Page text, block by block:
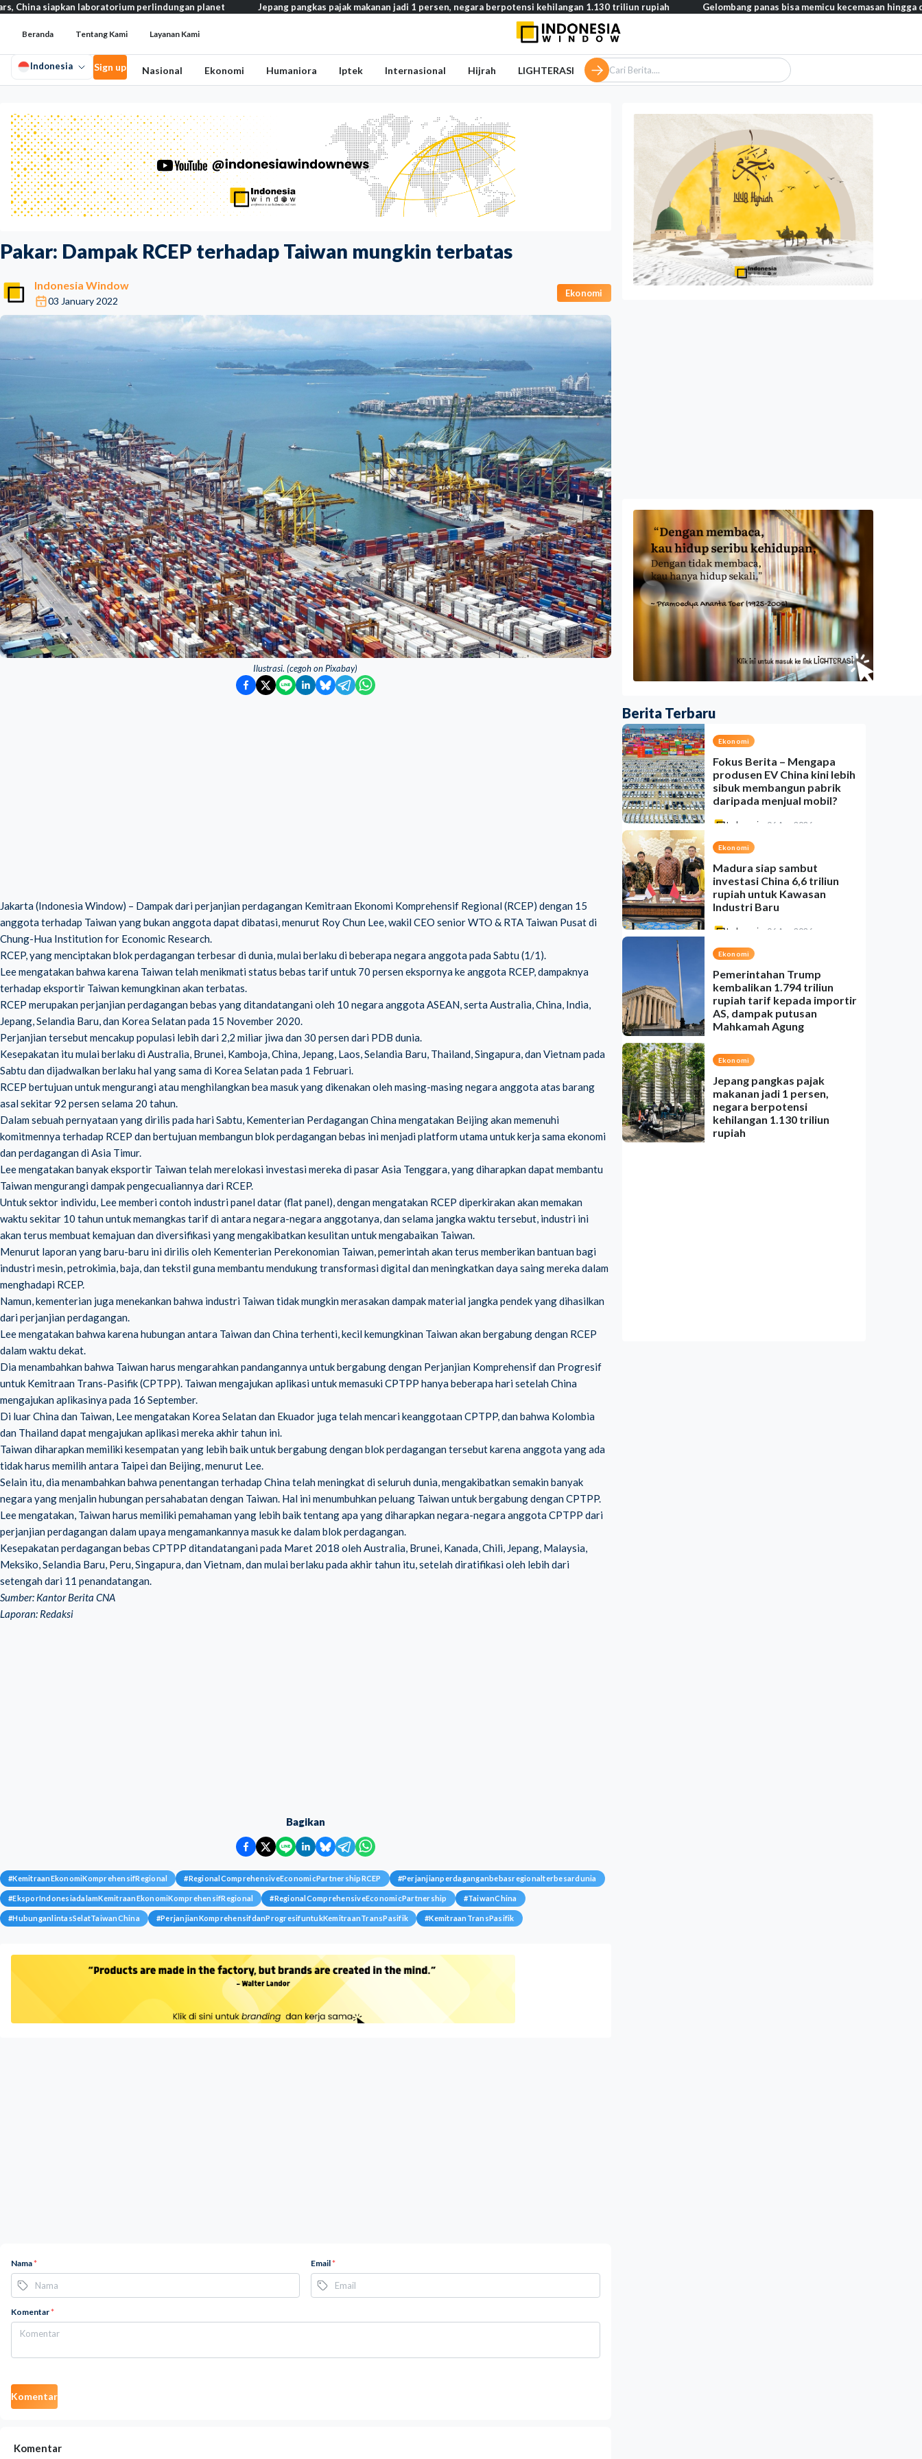
Pakar: Dampak RCEP terhadap Taiwan mungkin terbatas
Indonesia Window
03 January 2022
Ekonomi
Ilustrasi. (cegoh on Pixabay)
Jakarta (Indonesia Window) – Dampak dari perjanjian perdagangan Kemitraan Ekonomi Komprehensif Regional (RCEP) dengan 15
anggota terhadap Taiwan yang bukan anggota dapat dibatasi, menurut Roy Chun Lee, wakil CEO senior WTO & RTA Taiwan Pusat di
Chung-Hua Institution for Economic Research.
RCEP, yang menciptakan blok perdagangan terbesar di dunia, mulai berlaku di beberapa negara anggota pada Sabtu (1/1).
Lee mengatakan bahwa karena Taiwan telah menikmati status bebas tarif untuk 70 persen ekspornya ke anggota RCEP, dampaknya
terhadap eksportir Taiwan kemungkinan akan terbatas.
RCEP merupakan perjanjian perdagangan bebas yang ditandatangani oleh 10 negara anggota ASEAN, serta Australia, China, India,
Jepang, Selandia Baru, dan Korea Selatan pada 15 November 2020.
Perjanjian tersebut mencakup populasi lebih dari 2,2 miliar jiwa dan 30 persen dari PDB dunia.
Kesepakatan itu mulai berlaku di Australia, Brunei, Kamboja, China, Jepang, Laos, Selandia Baru, Thailand, Singapura, dan Vietnam pada
Sabtu dan dijadwalkan berlaku hal yang sama di Korea Selatan pada 1 Februari.
RCEP bertujuan untuk mengurangi atau menghilangkan bea masuk yang dikenakan oleh masing-masing negara anggota atas barang
asal sekitar 92 persen selama 20 tahun.
Dalam sebuah pernyataan yang dirilis pada hari Sabtu, Kementerian Perdagangan China mengatakan Beijing akan memenuhi
komitmennya terhadap RCEP dan bertujuan membangun blok perdagangan bebas ini menjadi platform utama untuk kerja sama ekonomi
dan perdagangan di Asia Timur.
Lee mengatakan banyak eksportir Taiwan telah merelokasi investasi mereka di pasar Asia Tenggara, yang diharapkan dapat membantu
Taiwan mengurangi dampak pengecualiannya dari RCEP.
Untuk sektor individu, Lee memberi contoh industri panel datar (flat panel), dengan mengatakan RCEP diperkirakan akan memakan
waktu sekitar 10 tahun untuk memangkas tarif di antara negara-negara anggotanya, dan selama jangka waktu tersebut, industri ini
akan terus membuat kemajuan dan diversifikasi yang mengakibatkan kesulitan untuk mengabaikan Taiwan.
Menurut laporan yang baru-baru ini dirilis oleh Kementerian Perekonomian Taiwan, pemerintah akan terus memberikan bantuan bagi
industri mesin, petrokimia, baja, dan tekstil guna membantu mendukung transformasi digital dan meningkatkan daya saing mereka dalam
menghadapi RCEP.
Namun, kementerian juga menekankan bahwa industri Taiwan tidak mungkin merasakan dampak material jangka pendek yang dihasilkan
dari perjanjian perdagangan.
Lee mengatakan bahwa karena hubungan antara Taiwan dan China terhenti, kecil kemungkinan Taiwan akan bergabung dengan RCEP
dalam waktu dekat.
Dia menambahkan bahwa Taiwan harus mengarahkan pandangannya untuk bergabung dengan Perjanjian Komprehensif dan Progresif
untuk Kemitraan Trans-Pasifik (CPTPP). Taiwan mengajukan aplikasi untuk memasuki CPTPP hanya beberapa hari setelah China
mengajukan aplikasinya pada 16 September.
Di luar China dan Taiwan, Lee mengatakan Korea Selatan dan Ekuador juga telah mencari keanggotaan CPTPP, dan bahwa Kolombia
dan Thailand dapat mengajukan aplikasi mereka akhir tahun ini.
Taiwan diharapkan memiliki kesempatan yang lebih baik untuk bergabung dengan blok perdagangan tersebut karena anggota yang ada
tidak harus memilih antara Taipei dan Beijing, menurut Lee.
Selain itu, dia menambahkan bahwa penentangan terhadap China telah meningkat di seluruh dunia, mengakibatkan semakin banyak
negara yang menjalin hubungan persahabatan dengan Taiwan. Hal ini menumbuhkan peluang Taiwan untuk bergabung dengan CPTPP.
Lee mengatakan, Taiwan harus memiliki pemahaman yang lebih baik tentang apa yang diharapkan negara-negara anggota CPTPP dari
perjanjian perdagangan dalam upaya mengamankannya masuk ke dalam blok perdagangan.
Kesepakatan perdagangan bebas CPTPP ditandatangani pada Maret 2018 oleh Australia, Brunei, Kanada, Chili, Jepang, Malaysia,
Meksiko, Selandia Baru, Peru, Singapura, dan Vietnam, dan mulai berlaku pada akhir tahun itu, setelah diratifikasi oleh lebih dari
setengah dari 11 penandatangan.
Sumber: Kantor Berita CNA
Laporan: Redaksi
Bagikan
#KemitraanEkonomiKomprehensifRegional #RegionalComprehensiveEconomicPartnershipRCEP #Perjanjianperdaganganbebasregionalterbesardunia
#EksporIndonesiadalamKemitraanEkonomiKomprehensifRegional #RegionalComprehensiveEconomicPartnership #TaiwanChina
#HubunganlintasSelatTaiwanChina #PerjanjianKomprehensifdanProgresifuntukKemitraanTransPasifik #KemitraanTransPasifik
Nama* Email*
Komentar*
Komentar
Komentar
Berita Terbaru
Ekonomi
Fokus Berita – Mengapa
produsen EV China kini lebih
sibuk membangun pabrik
daripada menjual mobil?
Indonesia 06 Aug 2026
Ekonomi
Madura siap sambut
investasi China 6,6 triliun
rupiah untuk Kawasan
Industri Baru
Indonesia 06 Aug 2026
Ekonomi
Pemerintahan Trump
kembalikan 1.794 triliun
rupiah tarif kepada importir
AS, dampak putusan
Mahkamah Agung
Ekonomi
Jepang pangkas pajak
makanan jadi 1 persen,
negara berpotensi
kehilangan 1.130 triliun
rupiah
laboratorium perlindungan planet Jepang pangkas pajak makanan jadi 1 persen, negara berpotensi kehilangan 1.130 triliun rupiah Gelombang panas bisa memicu kecemasan hingga depresi
Beranda Tentang Kami Layanan Kami
Indonesia Sign up Nasional Ekonomi Humaniora Iptek Internasional Hijrah LIGHTERASI